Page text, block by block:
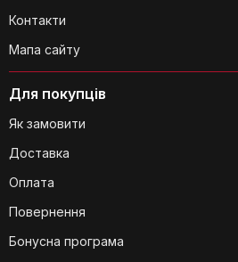
Для покупців
Як замовити
Доставка
Оплата
Повернення
Бонусна програма
Контакти
Мапа сайту